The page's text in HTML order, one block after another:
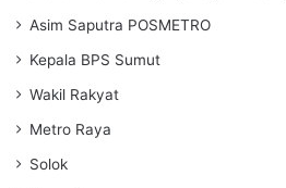
Asim Saputra POSMETRO
Kepala BPS Sumut
Wakil Rakyat
Metro Raya
Solok